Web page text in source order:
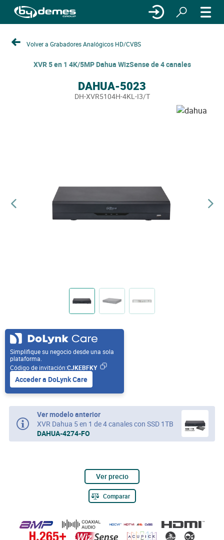
Volver a Grabadores Analógicos HD/CVBS
XVR 5 en 1 4K/5MP Dahua WizSense de 4 canales
DAHUA-5023
DH-XVR5104H-4KL-I3/T
Simplifique su negocio desde una sola
plataforma.
Código de invitación:CJKEBFKY
Acceder a DoLynk Care
Ver modelo anterior
XVR Dahua 5 en 1 de 4 canales con SSD 1TB
DAHUA-4274-FO
Ver precio
Comparar